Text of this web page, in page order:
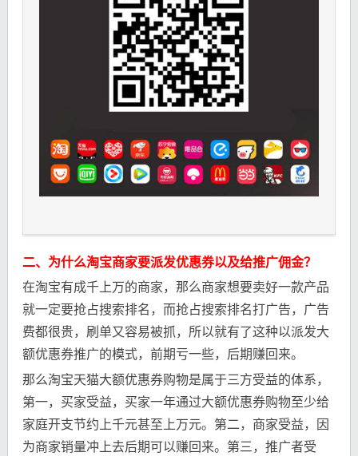
二、为什么淘宝商家要派发优惠券以及给推广佣金？
在淘宝有成千上万的商家，那么商家想要卖好一款产品
就一定要抢占搜索排名，而抢占搜索排名打广告，广告
费都很贵，刷单又容易被抓，所以就有了这种以派发大
额优惠券推广的模式，前期亏一些，后期赚回来。
那么淘宝天猫大额优惠券购物是属于三方受益的体系，
第一，买家受益，买家一年通过大额优惠券购物至少给
家庭开支节约上千元甚至上万元。第二，商家受益，因
为商家销量冲上去后期可以赚回来。第三，推广者受